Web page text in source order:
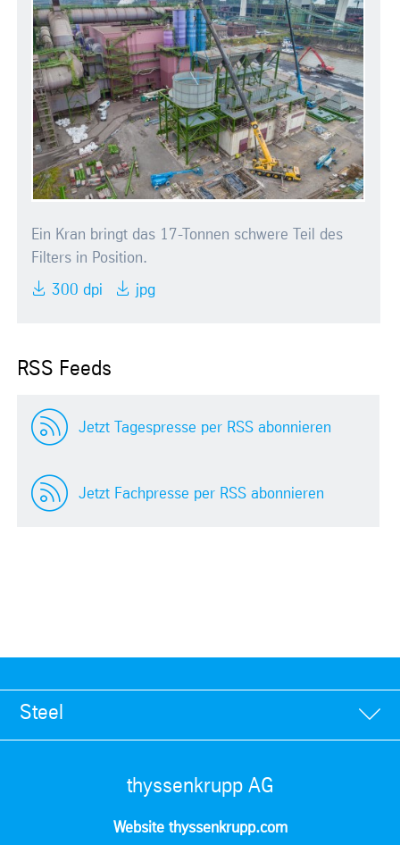
Ein Kran bringt das 17-Tonnen schwere Teil des
Filters in Position.
300 dpi jpg
RSS Feeds
Jetzt Tagespresse per RSS abonnieren
Jetzt Fachpresse per RSS abonnieren
Steel
thyssenkrupp AG
Website thyssenkrupp.com